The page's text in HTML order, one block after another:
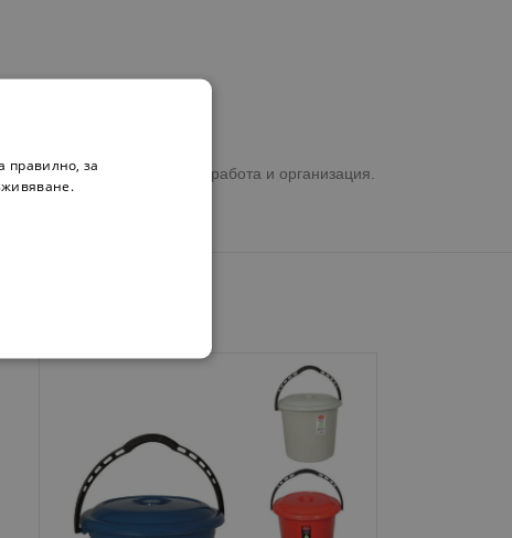
за още удобни решения за работа и организация.
правилно, за